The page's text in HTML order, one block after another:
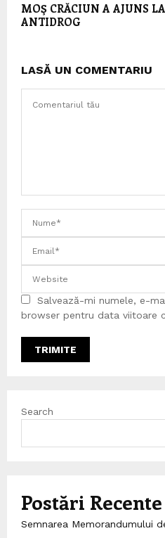
MOŞ CRĂCIUN A AJUNS
ANTIDROG
LASĂ UN COMENTARIU
Salvează-mi numele, e-
browser pentru data viitoare
Search
Postări Recente
Semnarea Memorandumului